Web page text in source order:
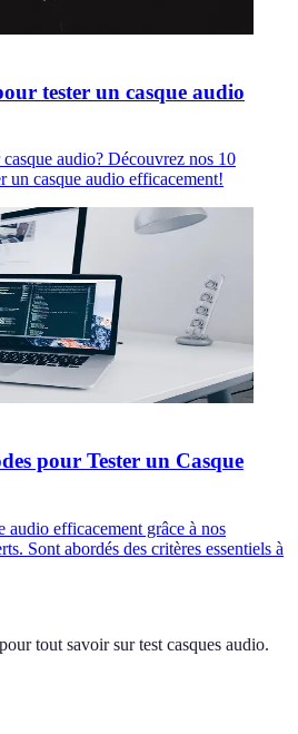
tester un casque audio
audio? Découvrez nos 10
un casque audio efficacement!
pour Tester un Casque
audio efficacement grâce à nos
Sont abordés des critères essentiels à
tout savoir sur test casques audio.